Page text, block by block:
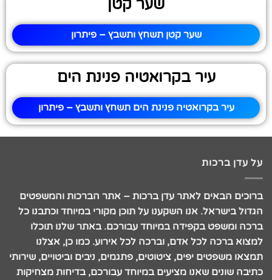
שער קטן
שער קטן תשחץ ותשבץ – פיתרון
עיר בקרואטיה פנינת הים
עיר בקרואטיה פנינת הים תשחץ ותשבץ – פיתרון
על עדן ברכות
ברוכים הבאים לאתר עדן ברכות – אתר הברכות והמשפטים
הגדול בישראל. אנו השקענו על תוכן מקורי במיוחד וכתבנו כל
ברכה ומשפט בקפידה במיוחד עבורכם. באתר שלנו תוכלו
למצוא ברכה לכל אדם, וברכה לכל אירוע. כמו כן, אצלנו
תמצאו משפטים יפים, ציטוטים, פתגמים, ניבים וביטויים, שירותי
כתיבה שונים שאנו מציעים במיוחד עבורכם, בדיחות מצחיקות